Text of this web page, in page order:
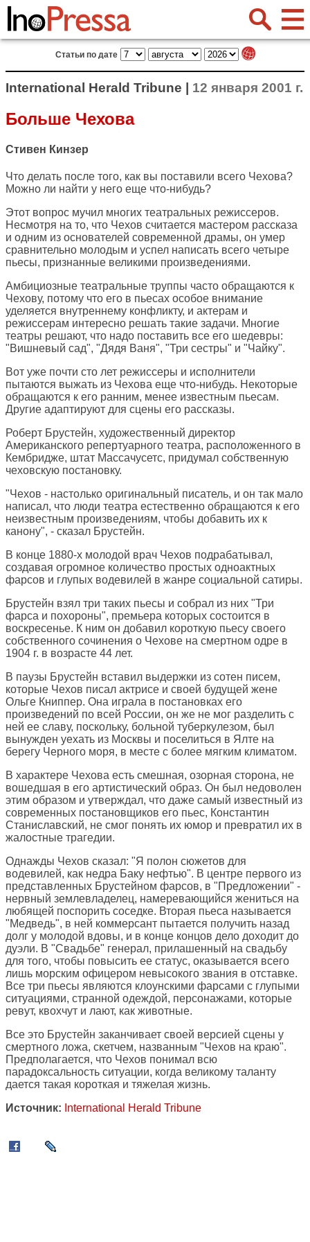
Статьи по дате
International Herald Tribune | 12 января 2001 г.
Больше Чехова
Стивен Кинзер
Что делать после того, как вы поставили всего Чехова?
Можно ли найти у него еще что-нибудь?
Этот вопрос мучил многих театральных режиссеров.
Несмотря на то, что Чехов считается мастером рассказа
и одним из основателей современной драмы, он умер
сравнительно молодым и успел написать всего четыре
пьесы, признанные великими произведениями.
Амбициозные театральные труппы часто обращаются к
Чехову, потому что его в пьесах особое внимание
уделяется внутреннему конфликту, и актерам и
режиссерам интересно решать такие задачи. Многие
театры решают, что надо поставить все его шедевры:
"Вишневый сад", "Дядя Ваня", "Три сестры" и "Чайку".
Вот уже почти сто лет режиссеры и исполнители
пытаются выжать из Чехова еще что-нибудь. Некоторые
обращаются к его ранним, менее известным пьесам.
Другие адаптируют для сцены его рассказы.
Роберт Брустейн, художественный директор
Американского репертуарного театра, расположенного в
Кембридже, штат Массачусетс, придумал собственную
чеховскую постановку.
"Чехов - настолько оригинальный писатель, и он так мало
написал, что люди театра естественно обращаются к его
неизвестным произведениям, чтобы добавить их к
канону", - сказал Брустейн.
В конце 1880-х молодой врач Чехов подрабатывал,
создавая огромное количество простых одноактных
фарсов и глупых водевилей в жанре социальной сатиры.
Брустейн взял три таких пьесы и собрал из них "Три
фарса и похороны", премьера которых состоится в
воскресенье. К ним он добавил короткую пьесу своего
собственного сочинения о Чехове на смертном одре в
1904 г. в возрасте 44 лет.
В паузы Брустейн вставил выдержки из сотен писем,
которые Чехов писал актрисе и своей будущей жене
Ольге Книппер. Она играла в постановках его
произведений по всей России, он же не мог разделить с
ней ее славу, поскольку, больной туберкулезом, был
вынужден уехать из Москвы и поселиться в Ялте на
берегу Черного моря, в месте с более мягким климатом.
В характере Чехова есть смешная, озорная сторона, не
вошедшая в его артистический образ. Он был недоволен
этим образом и утверждал, что даже самый известный из
современных постановщиков его пьес, Константин
Станиславский, не смог понять их юмор и превратил их в
жалостные трагедии.
Однажды Чехов сказал: "Я полон сюжетов для
водевилей, как недра Баку нефтью". В центре первого из
представленных Брустейном фарсов, в "Предложении" -
нервный землевладелец, намеревающийся жениться на
любящей поспорить соседке. Вторая пьеса называется
"Медведь", в ней коммерсант пытается получить назад
долг у молодой вдовы, и в конце концов дело доходит до
дуэли. В "Свадьбе" генерал, прилашенный на свадьбу
для того, чтобы повысить ее статус, оказывается всего
лишь морским офицером невысокого звания в отставке.
Все три пьесы являются клоунскими фарсами с глупыми
ситуациями, странной одеждой, персонажами, которые
ревут, квохчут и лают, как животные.
Все это Брустейн заканчивает своей версией сцены у
смертного ложа, скетчем, названным "Чехов на краю".
Предполагается, что Чехов понимал всю
парадоксальность ситуации, когда великому таланту
дается такая короткая и тяжелая жизнь.
Источник: International Herald Tribune